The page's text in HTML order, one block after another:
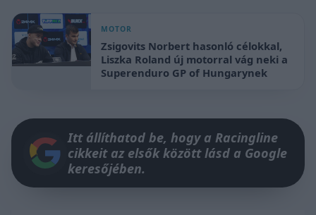
MOTOR
Zsigovits Norbert hasonló célokkal,
Liszka Roland új motorral vág neki a
Superenduro GP of Hungarynek
Itt állíthatod be, hogy a Racingline
cikkeit az elsők között lásd a Google
keresőjében.